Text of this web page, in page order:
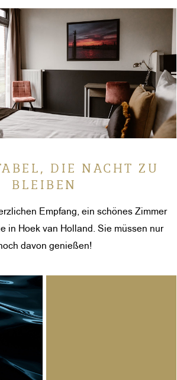
DIE NACHT ZU
BLEIBEN
Empfang, ein schönes Zimmer
in Hoek van Holland. Sie müssen nur
davon genießen!